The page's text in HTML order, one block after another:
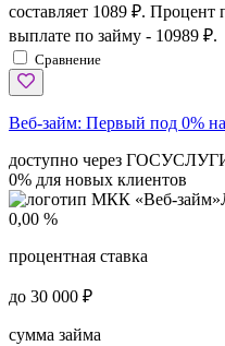
составляет 1089 ₽.
выплате по займу - 10989 ₽.
Сравнение
Веб-займ: Первый под 0%
доступно через
0% для новых клиентов
0,00 %
процентная ставка
до 30 000 ₽
сумма займа